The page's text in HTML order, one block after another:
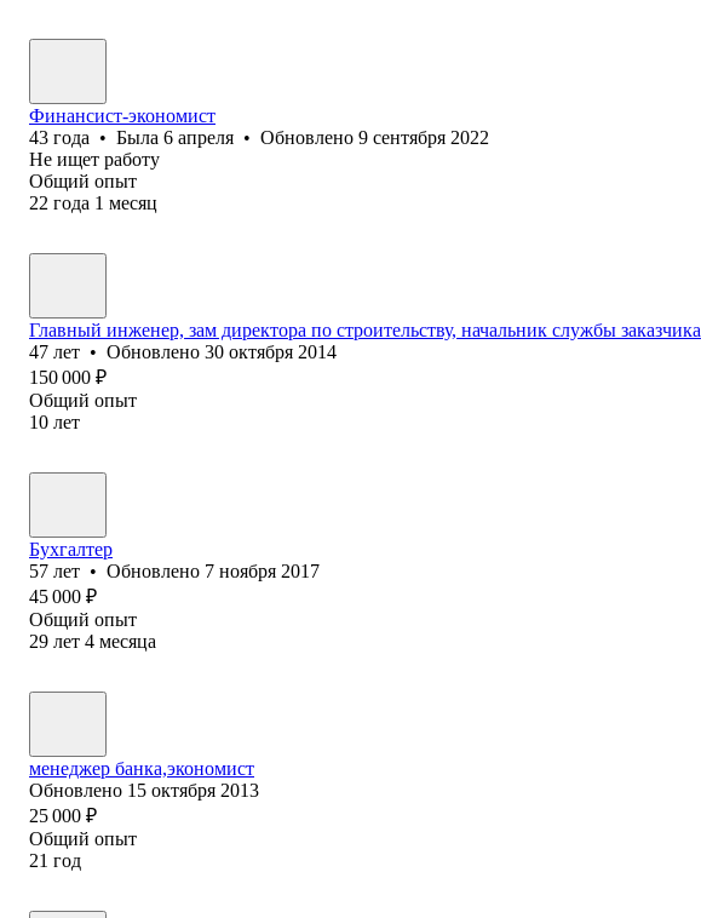
Финансист-экономист
43 года • Была 6 апреля • Обновлено 9 сентября 2022
Не ищет работу
Общий опыт
22 года 1 месяц
Главный инженер, зам директора по строительству, начальник службы заказчика
47 лет • Обновлено 30 октября 2014
150 000 ₽
Общий опыт
10 лет
Бухгалтер
57 лет • Обновлено 7 ноября 2017
45 000 ₽
Общий опыт
29 лет 4 месяца
менеджер банка,экономист
Обновлено 15 октября 2013
25 000 ₽
Общий опыт
21 год